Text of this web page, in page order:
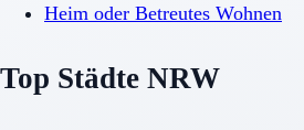
Heim oder Betreutes Wohnen
Top Städte NRW